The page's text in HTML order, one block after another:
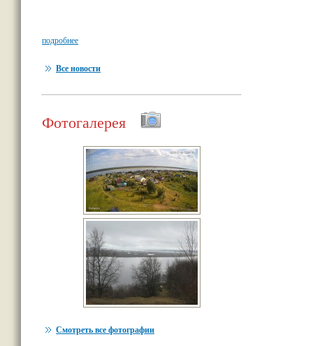
подробнее
Все новости
Фотогалерея
Смотреть все фотографии